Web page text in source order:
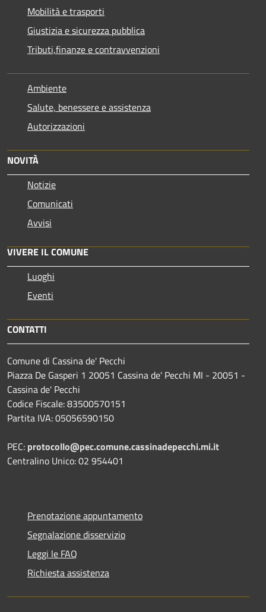
Mobilità e trasporti
Giustizia e sicurezza pubblica
Tributi,finanze e contravvenzioni
Ambiente
Salute, benessere e assistenza
Autorizzazioni
NOVITÀ
Notizie
Comunicati
Avvisi
VIVERE IL COMUNE
Luoghi
Eventi
CONTATTI
Comune di Cassina de' Pecchi
Piazza De Gasperi 1 20051 Cassina de' Pecchi MI - 20051 -
Cassina de' Pecchi
Codice Fiscale: 83500570151
Partita IVA: 05056590150
PEC: protocollo@pec.comune.cassinadepecchi.mi.it
Centralino Unico: 02 954401
Prenotazione appuntamento
Segnalazione disservizio
Leggi le FAQ
Richiesta assistenza